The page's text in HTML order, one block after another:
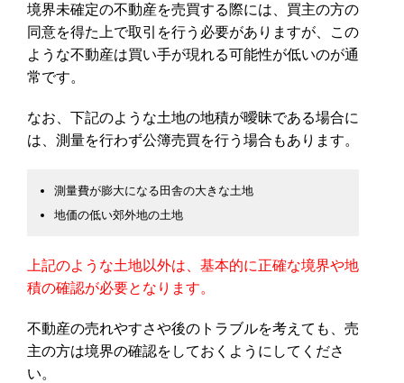
境界未確定の不動産を売買する際には、買主の方の
同意を得た上で取引を行う必要がありますが、この
ような不動産は買い手が現れる可能性が低いのが通
常です。
なお、下記のような土地の地積が曖昧である場合に
は、測量を行わず公簿売買を行う場合もあります。
測量費が膨大になる田舎の大きな土地
地価の低い郊外地の土地
上記のような土地以外は、基本的に正確な境界や地
積の確認が必要となります。
不動産の売れやすさや後のトラブルを考えても、売
主の方は境界の確認をしておくようにしてくださ
い。